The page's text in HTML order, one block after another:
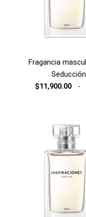
Fragancia
$11,900.00 -